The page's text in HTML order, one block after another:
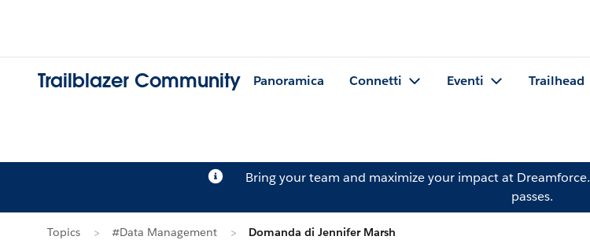
Trailblazer Community Panoramica Connetti Eventi Trailhead
Bring your team and maximize your impact at Dreamforce.
passes.
Topics #Data Management Domanda di Jennifer Marsh